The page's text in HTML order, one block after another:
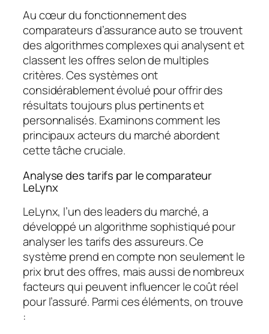
Au cœur du fonctionnement des
comparateurs d’assurance auto se trouvent
des algorithmes complexes qui analysent et
classent les offres selon de multiples
critères. Ces systèmes ont
considérablement évolué pour offrir des
résultats toujours plus pertinents et
personnalisés. Examinons comment les
principaux acteurs du marché abordent
cette tâche cruciale.
Analyse des tarifs par le comparateur
LeLynx
LeLynx, l’un des leaders du marché, a
développé un algorithme sophistiqué pour
analyser les tarifs des assureurs. Ce
système prend en compte non seulement le
prix brut des offres, mais aussi de nombreux
facteurs qui peuvent influencer le coût réel
pour l’assuré. Parmi ces éléments, on trouve
: